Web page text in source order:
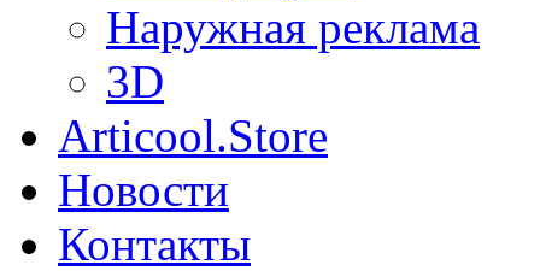
Наружная реклама
3D
Articool.Store
Новости
Контакты